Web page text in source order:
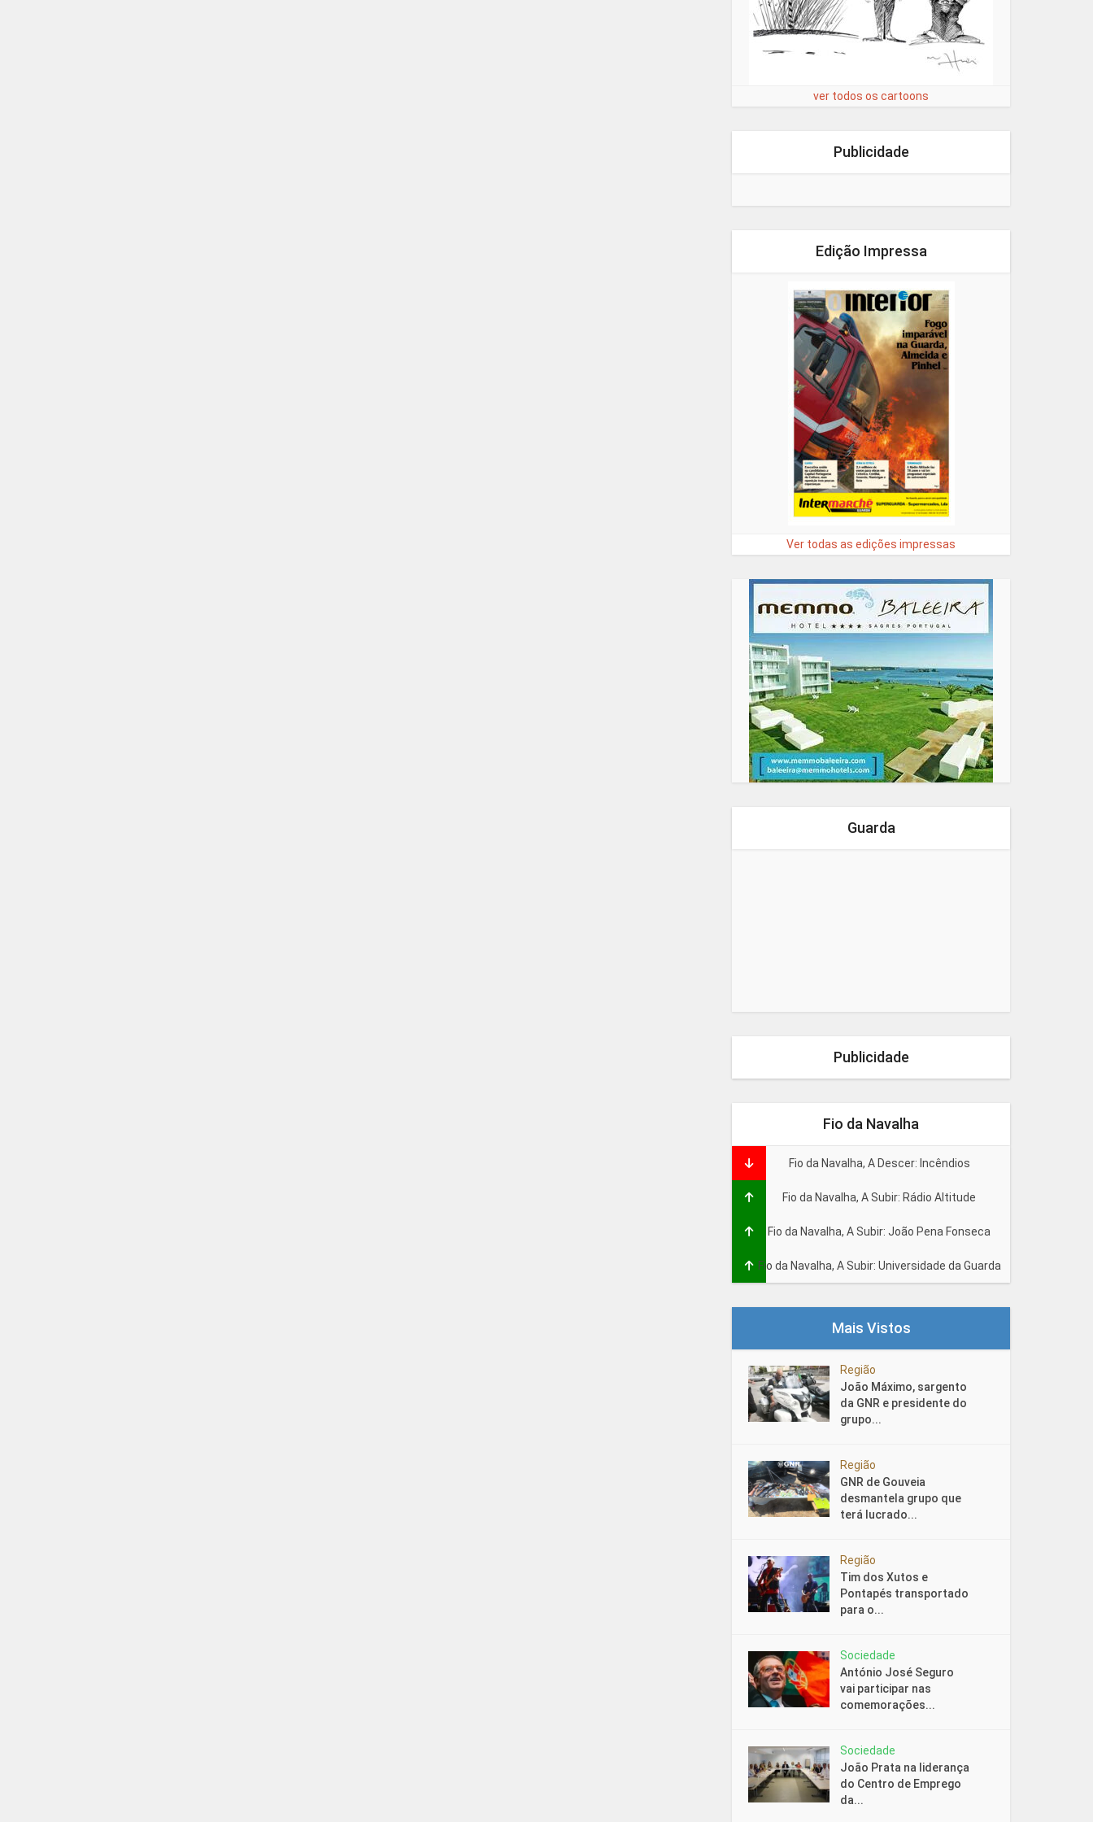
ver todos os cartoons
Publicidade
Edição Impressa
Ver todas as edições impressas
Guarda
Publicidade
Fio da Navalha
Fio da Navalha, A Descer: Incêndios
Fio da Navalha, A Subir: Rádio Altitude
Fio da Navalha, A Subir: João Pena Fonseca
Fio da Navalha, A Subir: Universidade da Guarda
Mais Vistos
Região
João Máximo, sargento
da GNR e presidente do
grupo...
Região
GNR de Gouveia
desmantela grupo que
terá lucrado...
Região
Tim dos Xutos e
Pontapés transportado
para o...
Sociedade
António José Seguro
vai participar nas
comemorações...
Sociedade
João Prata na liderança
do Centro de Emprego
da...